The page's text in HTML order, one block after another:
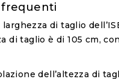
frequenti
larghezza di taglio
di taglio è di105 cm,
dell’altezza di